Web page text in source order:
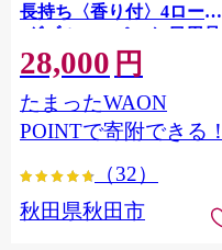
長持ち〈香り付〉4ロール
(ダブル)×12パック 日用品
最短翌日発送 [スコッティ
フラワーパック トイレッ
トペーパー 日本製紙クレ
シア] 秋田県秋田市
28,000 円
たまったWAON
POINTで寄附できる！
（32）
秋田県秋田市